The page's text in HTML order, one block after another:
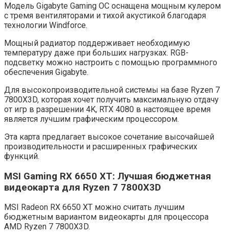
Модель Gigabyte Gaming OC оснащена мощным кулером
с тремя вентиляторами и тихой акустикой благодаря
технологии Windforce.
Мощный радиатор поддерживает необходимую
температуру даже при больших нагрузках. RGB-
подсветку можно настроить с помощью программного
обеспечения Gigabyte.
Для высокопроизводительной системы на базе Ryzen 7
7800X3D, которая хочет получить максимальную отдачу
от игр в разрешении 4K, RTX 4080 в настоящее время
является лучшим графическим процессором.
Эта карта предлагает высокое сочетание высочайшей
производительности и расширенных графических
функций.
MSI Gaming RX 6650 XT: Лучшая бюджетная
видеокарта для Ryzen 7 7800X3D
MSI Radeon RX 6650 XT можно считать лучшим
бюджетным вариантом видеокарты для процессора
AMD Ryzen 7 7800X3D.